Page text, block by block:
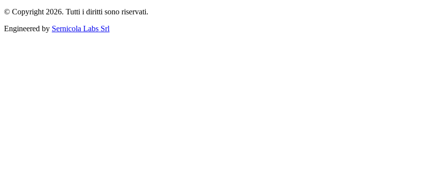
© Copyright 2026. Tutti i diritti sono riservati.
Engineered by Sernicola Labs Srl